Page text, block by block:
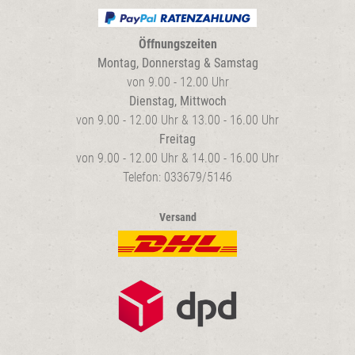
Öffnungszeiten
Montag, Donnerstag & Samstag
von 9.00 - 12.00 Uhr
Dienstag, Mittwoch
von 9.00 - 12.00 Uhr & 13.00 - 16.00 Uhr
Freitag
von 9.00 - 12.00 Uhr & 14.00 - 16.00 Uhr
Telefon: 033679/5146
Versand